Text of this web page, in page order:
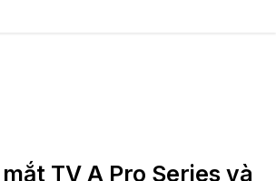
tin công nghệ
TV A Pro Series và